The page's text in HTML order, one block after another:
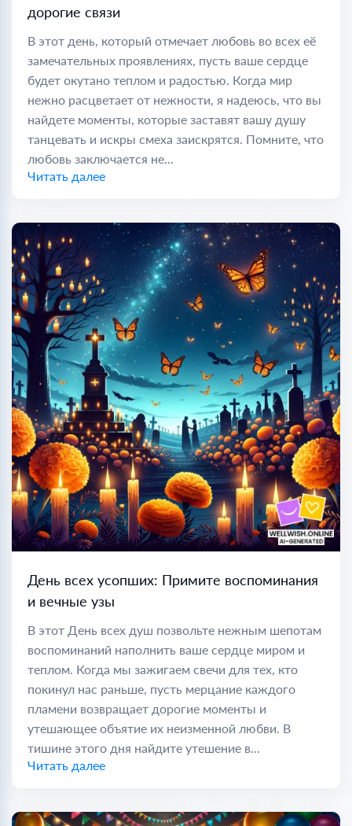
дорогие связи
В этот день, который отмечает любовь во всех её
замечательных проявлениях, пусть ваше сердце
будет окутано теплом и радостью. Когда мир
нежно расцветает от нежности, я надеюсь, что вы
найдете моменты, которые заставят вашу душу
танцевать и искры смеха заискрятся. Помните, что
любовь заключается не...
Читать далее
День всех усопших: Примите воспоминания
и вечные узы
В этот День всех душ позвольте нежным шепотам
воспоминаний наполнить ваше сердце миром и
теплом. Когда мы зажигаем свечи для тех, кто
покинул нас раньше, пусть мерцание каждого
пламени возвращает дорогие моменты и
утешающее объятие их неизменной любви. В
тишине этого дня найдите утешение в...
Читать далее